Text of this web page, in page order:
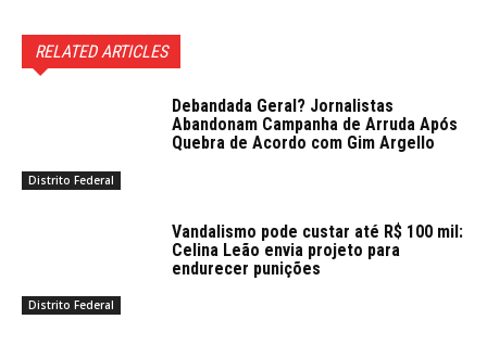
RELATED ARTICLES
Distrito Federal
Debandada Geral? Jornalistas
Abandonam Campanha de Arruda Após
Quebra de Acordo com Gim Argello
Distrito Federal
Vandalismo pode custar até R$ 100 mil:
Celina Leão envia projeto para
endurecer punições